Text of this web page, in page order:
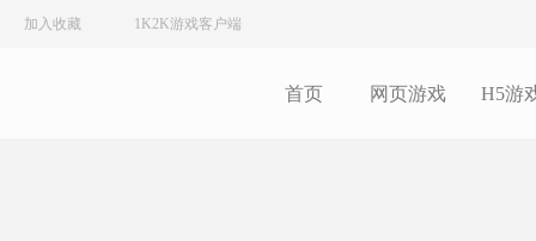
加入收藏 1K2K游戏客户端
首页 网页游戏 H5游